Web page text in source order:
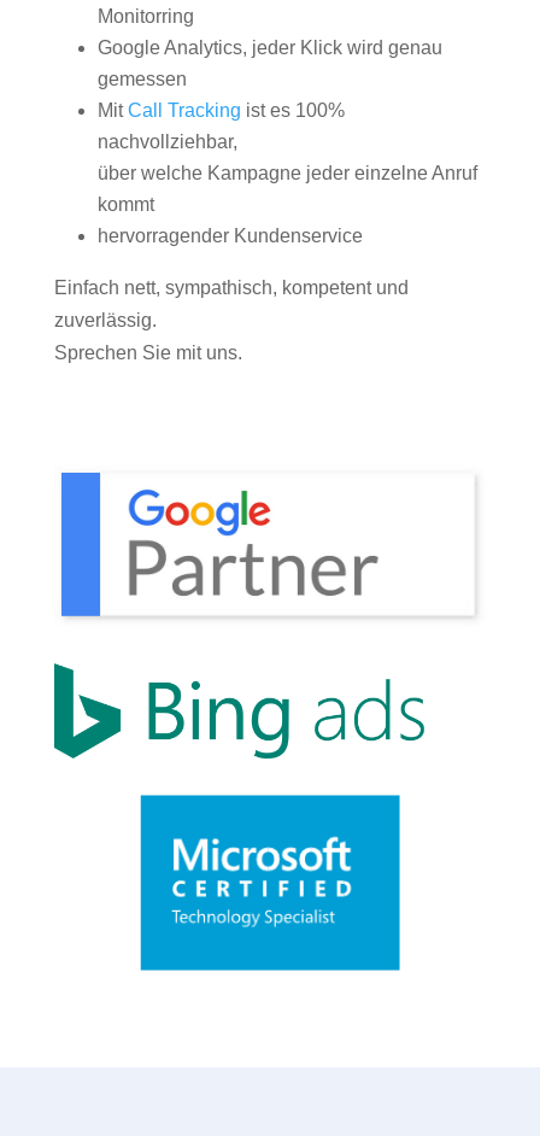
Monitorring
Google Analytics, jeder Klick wird genau
gemessen
MitCall Tracking ist es 100%
nachvollziehbar,
über welche Kampagne jeder einzelne Anruf
kommt
hervorragender Kundenservice
Einfach nett, sympathisch, kompetent und
zuverlässig.
Sprechen Sie mit uns.